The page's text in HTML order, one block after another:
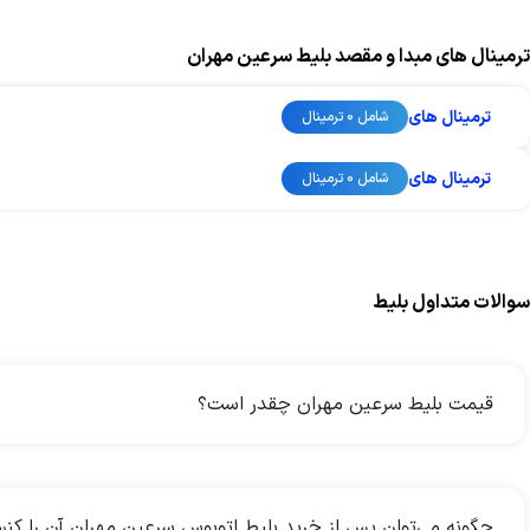
ترمینال های مبدا و مقصد بلیط سرعین مهران
ترمینال های شامل 0 ترمینال
ترمینال های شامل 0 ترمینال
سوالات متداول بلیط
قیمت بلیط سرعین مهران چقدر است؟